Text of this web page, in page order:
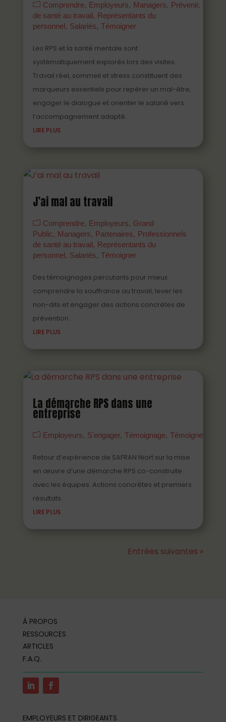
Comprendre Employeurs Managers Prévenir
de santé au travail
Représentants du
personnel
Salariés Témoigner
Les RPS et la santé mentale sont
systématiquement explorés lors des visites.
Travail réel, sommeil et stress constituent des
marqueurs essentiels pour repérer un mal-être,
engager le dialogue et orienter le salarié vers
l’accompagnement adapté.
LIRE PLUS
J’ai mal au travail
Comprendre Employeurs
Grand
Public
Managers Partenaires
Professionnels
de santé au travail
Représentants du
personnel
Salariés Témoigner
Des témoignages percutants pour mieux
comprendre la souffrance au travail, lever les
non-dits et engager des actions concrètes de
prévention.
LIRE PLUS
La démarche RPS dans une
entreprise
Employeurs S'engager Témoignage Témoigner
Retour d’expérience de SAFRAN Niort sur la mise
en œuvre d’une démarche RPS co-construite
avec les équipes. Actions concrètes et premiers
résultats.
LIRE PLUS
Entrées suivantes »
À PROPOS
RESSOURCES
ARTICLES
F.A.Q.
EMPLOYEURS ET DIRIGEANTS